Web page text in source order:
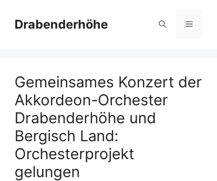
Inhalt
springen
Drabenderhöhe Menü
Gemeinsames Konzert der
Akkordeon-Orchester
Drabenderhöhe und
Bergisch Land:
Orchesterprojekt
gelungen